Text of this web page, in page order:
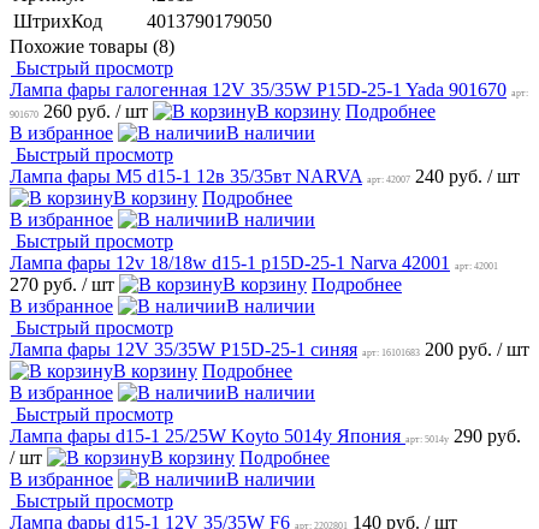
ШтрихКод
4013790179050
Похожие товары (8)
Быстрый просмотр
Лампа фары галогенная 12V 35/35W P15D-25-1 Yada 901670 арт:
901670 260 руб. / шт В корзину Подробнее
В избранное
В наличии
Быстрый просмотр
Лампа фары M5 d15-1 12в 35/35вт NARVA арт: 42007 240 руб. / шт
В корзину Подробнее
В избранное
В наличии
Быстрый просмотр
Лампа фары 12v 18/18w d15-1 p15D-25-1 Narva 42001
арт: 42001
270 руб. / шт В корзину Подробнее
В избранное
В наличии
Быстрый просмотр
Лампа фары 12V 35/35W P15D-25-1 синяя арт: 16101683 200 руб. / шт
В корзину Подробнее
В избранное
В наличии
Быстрый просмотр
Лампа фары d15-1 25/25W Koyto 5014y Япония арт: 5014y 290 руб.
/ шт
В корзину Подробнее
В избранное
В наличии
Быстрый просмотр
Лампа фары d15-1 12V 35/35W F6 арт: 2202801 140 руб. / шт